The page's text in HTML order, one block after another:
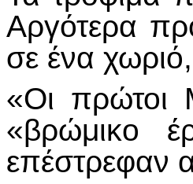
Αργότερα
σε ένα
«Οι πρώτοι
«βρώμικο
επέστρεφαν